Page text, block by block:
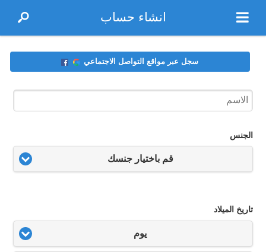
انشاء حساب
سجل عبر مواقع التواصل الاجتماعي
الجنس
قم باختيار جنسك
تاريخ الميلاد
يوم